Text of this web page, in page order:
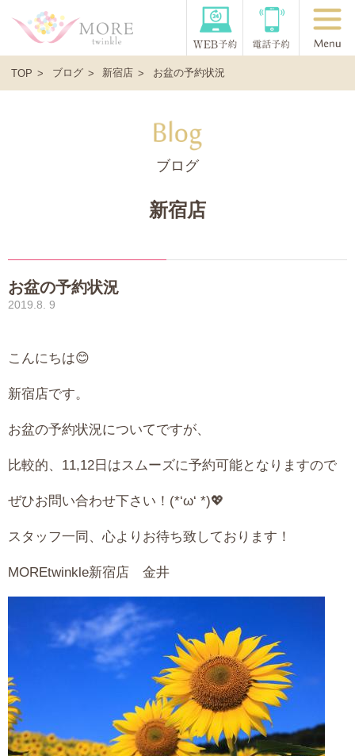
TOP ブログ 新宿店 お盆の予約状況
ブログ
新宿店
お盆の予約状況
2019.8. 9
こんにちは😊
新宿店です。
お盆の予約状況についてですが、
比較的、11,12日はスムーズに予約可能となりますので
ぜひお問い合わせ下さい！(*‘ω‘ *)💖
スタッフ一同、心よりお待ち致しております！
MOREtwinkle新宿店 金井